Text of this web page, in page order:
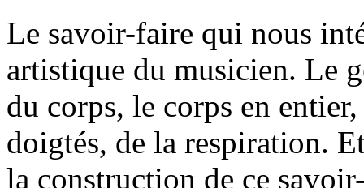
Le savoir-faire qui nous
artistique du musicien. Le
du corps, le corps en
doigtés, de la respiration.
la construction de ce